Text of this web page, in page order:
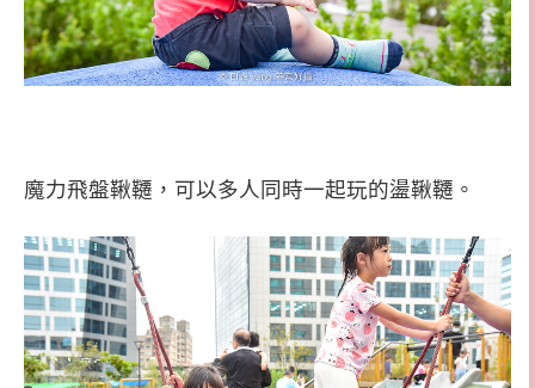
魔力飛盤鞦韆，可以多人同時一起玩的盪鞦韆。